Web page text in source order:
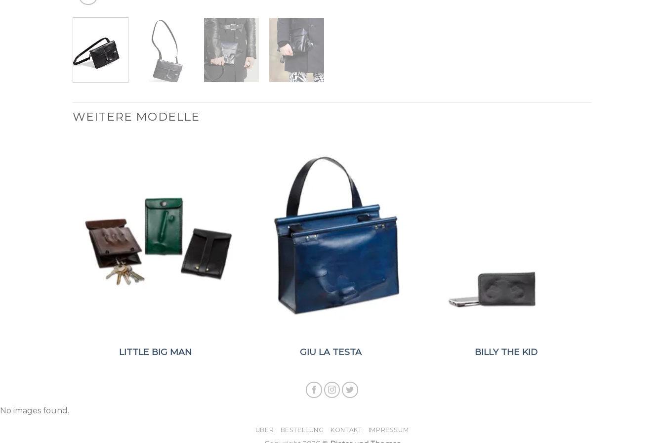
WEITERE MODELLE
LITTLE BIG MAN GIU LA TESTA BILLY THE KID
No images found.
ÜBER BESTELLUNG KONTAKT IMPRESSUM